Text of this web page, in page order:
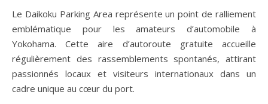
Le Daikoku Parking Area représente un point de ralliement
emblématique pour les amateurs d’automobile à
Yokohama. Cette aire d’autoroute gratuite accueille
régulièrement des rassemblements spontanés, attirant
passionnés locaux et visiteurs internationaux dans un
cadre unique au cœur du port.